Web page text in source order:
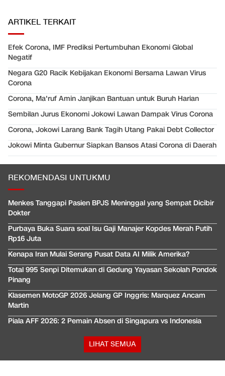
ARTIKEL TERKAIT
Efek Corona, IMF Prediksi Pertumbuhan Ekonomi Global
Negatif
Negara G20 Racik Kebijakan Ekonomi Bersama Lawan Virus
Corona
Corona, Ma'ruf Amin Janjikan Bantuan untuk Buruh Harian
Sembilan Jurus Ekonomi Jokowi Lawan Dampak Virus Corona
Corona, Jokowi Larang Bank Tagih Utang Pakai Debt Collector
Jokowi Minta Gubernur Siapkan Bansos Atasi Corona di Daerah
REKOMENDASI UNTUKMU
Menkes Tanggapi Pasien BPJS Meninggal yang Sempat Dicibir
Dokter
Purbaya Buka Suara soal Isu Gaji Manajer Kopdes Merah Putih
Rp16 Juta
Kenapa Iran Mulai Serang Pusat Data AI Milik Amerika?
Total 995 Senpi Ditemukan di Gedung Yayasan Sekolah Pondok
Pinang
Klasemen MotoGP 2026 Jelang GP Inggris: Marquez Ancam
Martin
Piala AFF 2026: 2 Pemain Absen di Singapura vs Indonesia
LIHAT SEMUA